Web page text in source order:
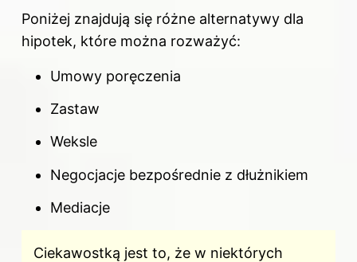
Poniżej znajdują się różne alternatywy dla
hipotek, które można rozważyć:
Umowy poręczenia
Zastaw
Weksle
Negocjacje bezpośrednie z dłużnikiem
Mediacje
Ciekawostką jest to, że w niektórych